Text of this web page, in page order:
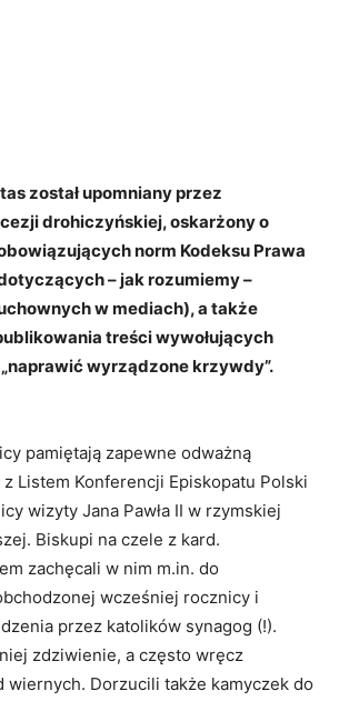
został upomniany przez
drohiczyńskiej, oskarżony o
norm Kodeksu Prawa
– jak rozumiemy –
w mediach), a także
treści wywołujących
wyrządzone krzywdy”.
pamiętają zapewne odważną
z Listem Konferencji Episkopatu Polski
wizyty Jana Pawła II w rzymskiej
Biskupi na czele z kard.
zachęcali w nim m.in. do
wcześniej rocznicy i
przez katolików synagog (!).
zdziwienie, a często wręcz
wiernych. Dorzucili także kamyczek do